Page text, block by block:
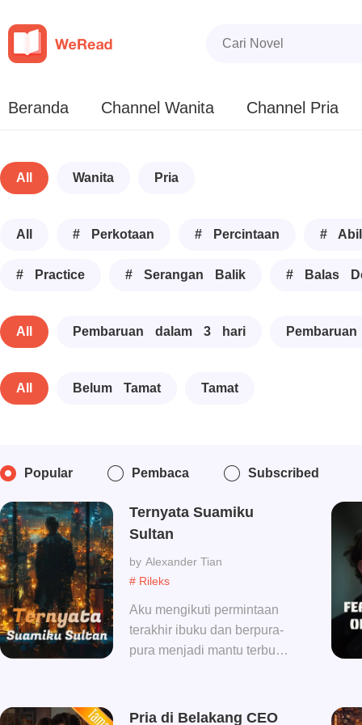
Beranda Channel Wanita Channel Pria
All Wanita Pria
All # Perkotaan # Percintaan #
# Practice # Serangan Balik # Balas
All Pembaruan dalam 3 hari
All Belum Tamat Tamat
Popular Pembaca Subscribed
# Rileks
Ternyata Suamiku
Sultan
Alexander Tian
Aku mengikuti permintaan
terakhir ibuku dan berpura-
pura menjadi mantu terbully
Pria di Belakang CEO